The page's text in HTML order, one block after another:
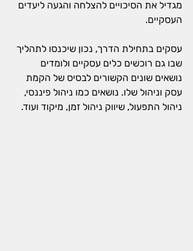
מגדיל את הסיכויים להצלחה והגעה ליעדים
העסקיים.
עסקים בתחילת הדרך, נכון שיכנסו לתהליך
שבו גם רוכשים כלים עסקיים ולומדים
נושאים שונים הקשורים לבסיס של הקמת
עסק וניהול שלו. נושאים כמו ניהול פיננסי,
ניהול התפעול, שיווק ניהול זמן, מיקוד ועוד.